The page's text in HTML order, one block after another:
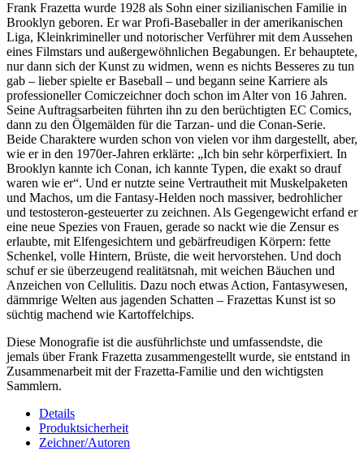
Frank Frazetta wurde 1928 als Sohn einer sizilianischen Familie in
Brooklyn geboren. Er war Profi-Baseballer in der amerikanischen
Liga, Kleinkrimineller und notorischer Verführer mit dem Aussehen
eines Filmstars und außergewöhnlichen Begabungen. Er behauptete,
nur dann sich der Kunst zu widmen, wenn es nichts Besseres zu tun
gab – lieber spielte er Baseball – und begann seine Karriere als
professioneller Comiczeichner doch schon im Alter von 16 Jahren.
Seine Auftragsarbeiten führten ihn zu den berüchtigten EC Comics,
dann zu den Ölgemälden für die Tarzan- und die Conan-Serie.
Beide Charaktere wurden schon von vielen vor ihm dargestellt, aber,
wie er in den 1970er-Jahren erklärte: „Ich bin sehr körperfixiert. In
Brooklyn kannte ich Conan, ich kannte Typen, die exakt so drauf
waren wie er“. Und er nutzte seine Vertrautheit mit Muskelpaketen
und Machos, um die Fantasy-Helden noch massiver, bedrohlicher
und testosteron-gesteuerter zu zeichnen. Als Gegengewicht erfand er
eine neue Spezies von Frauen, gerade so nackt wie die Zensur es
erlaubte, mit Elfengesichtern und gebärfreudigen Körpern: fette
Schenkel, volle Hintern, Brüste, die weit hervorstehen. Und doch
schuf er sie überzeugend realitätsnah, mit weichen Bäuchen und
Anzeichen von Cellulitis. Dazu noch etwas Action, Fantasywesen,
dämmrige Welten aus jagenden Schatten – Frazettas Kunst ist so
süchtig machend wie Kartoffelchips.
Diese Monografie ist die ausführlichste und umfassendste, die
jemals über Frank Frazetta zusammengestellt wurde, sie entstand in
Zusammenarbeit mit der Frazetta-Familie und den wichtigsten
Sammlern.
Details
Produktsicherheit
Zeichner/Autoren